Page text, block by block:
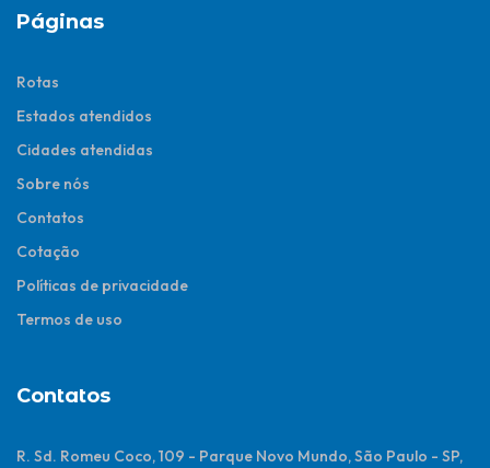
Páginas
Rotas
Estados atendidos
Cidades atendidas
Sobre nós
Contatos
Cotação
Políticas de privacidade
Termos de uso
Contatos
R. Sd. Romeu Coco, 109 - Parque Novo Mundo, São Paulo - SP,